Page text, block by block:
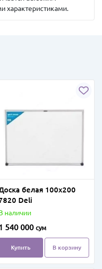
характеристиками.
белая 100х200
Deli
наличии
540 000 сум
Купить В корзину